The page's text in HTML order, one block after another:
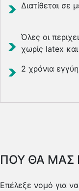
Διατίθεται σε
Όλες οι
χωρίς latex
2 χρόνια
ΠΟΥ ΘΑ ΜΑΣ
Επέλεξε νομό για